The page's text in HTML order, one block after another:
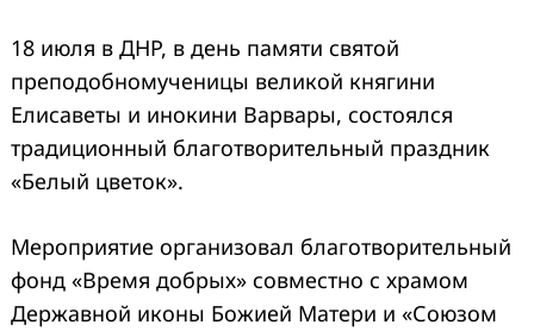
18 июля в ДНР, в день памяти святой
преподобномученицы великой княгини
Елисаветы и инокини Варвары, состоялся
традиционный благотворительный праздник
«Белый цветок».
Мероприятие организовал благотворительный
фонд «Время добрых» совместно с храмом
Державной иконы Божией Матери и «Союзом